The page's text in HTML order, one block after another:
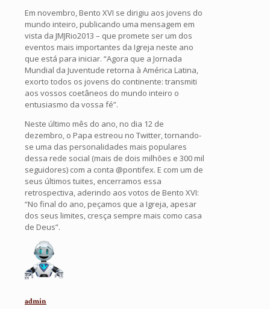
Em novembro, Bento XVI se dirigiu aos jovens do
mundo inteiro, publicando uma mensagem em
vista da JMJRio2013 – que promete ser um dos
eventos mais importantes da Igreja neste ano
que está para iniciar. “Agora que a Jornada
Mundial da Juventude retorna à América Latina,
exorto todos os jovens do continente: transmiti
aos vossos coetâneos do mundo inteiro o
entusiasmo da vossa fé”.
Neste último mês do ano, no dia 12 de
dezembro, o Papa estreou no Twitter, tornando-
se uma das personalidades mais populares
dessa rede social (mais de dois milhões e 300 mil
seguidores) com a conta @pontifex. E com um de
seus últimos tuites, encerramos essa
retrospectiva, aderindo aos votos de Bento XVI:
“No final do ano, peçamos que a Igreja, apesar
dos seus limites, cresça sempre mais como casa
de Deus”.
admin